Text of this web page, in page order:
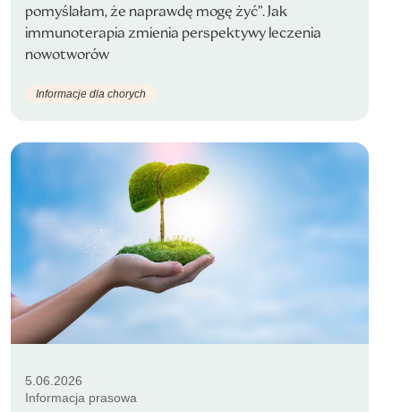
pomyślałam, że naprawdę mogę żyć”. Jak
immunoterapia zmienia perspektywy leczenia
nowotworów
Informacje dla chorych
5.06.2026
Informacja prasowa